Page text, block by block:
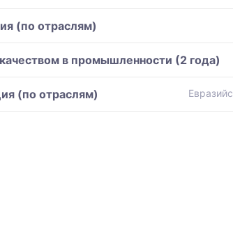
(по отраслям)
в промышленности (2 года)
(по отраслям)